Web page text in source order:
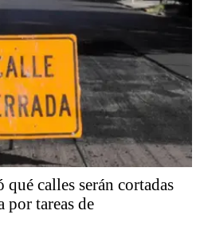
calles serán cortadas
por tareas de